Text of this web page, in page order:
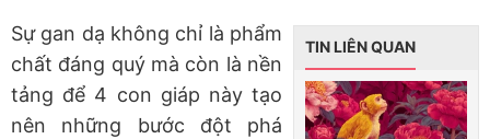
TIN LIÊN QUAN
Sự gan dạ không chỉ là phẩm
chất đáng quý mà còn là nền
tảng để 4 con giáp này tạo
nên những bước đột phá